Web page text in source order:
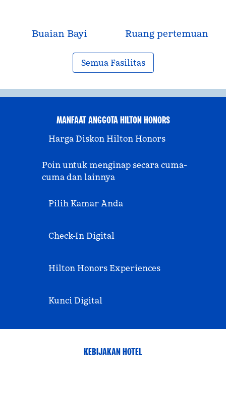
Buaian Bayi Ruang pertemuan
Semua Fasilitas
MANFAAT ANGGOTA HILTON HONORS
Harga Diskon Hilton Honors
Poin untuk menginap secara cuma-
cuma dan lainnya
Pilih Kamar Anda
Check-In Digital
Hilton Honors Experiences
Kunci Digital
KEBIJAKAN HOTEL